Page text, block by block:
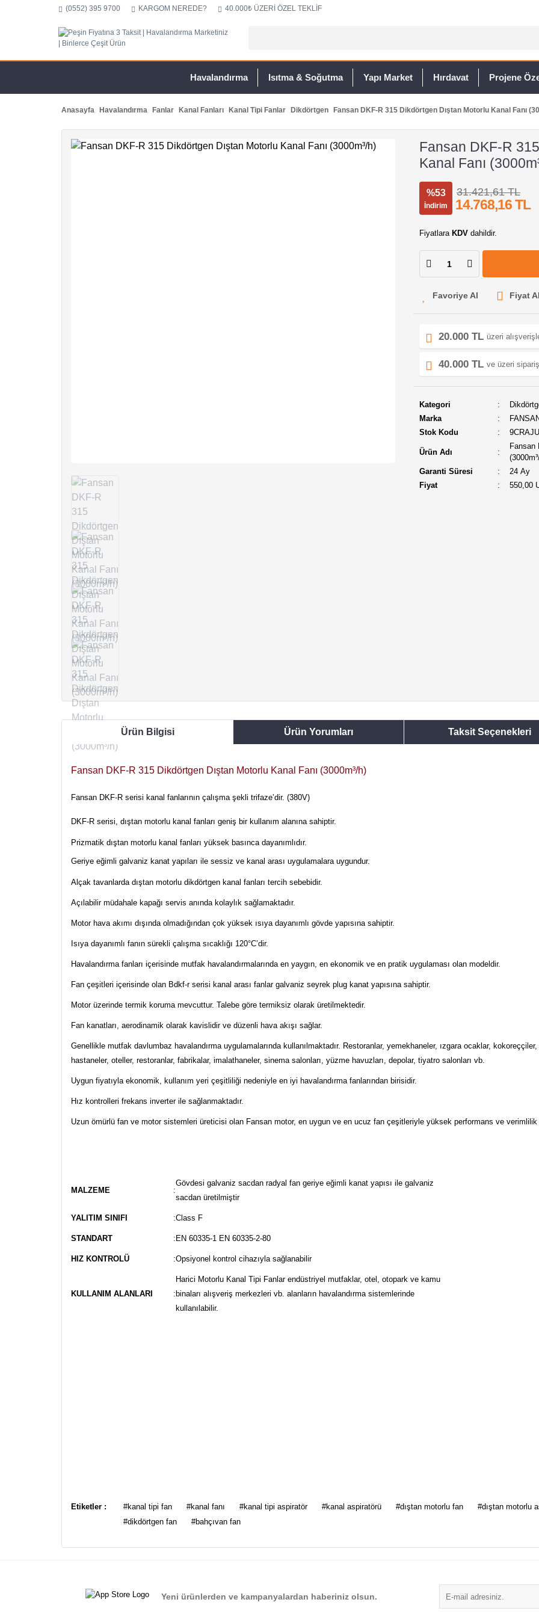
(0552) 395 9700 KARGOM NEREDE? 40.000₺ ÜZERİ ÖZEL TEKLİF
Havalandırma Isıtma & Soğutma Yapı Market Hırdavat Projene
Anasayfa Havalandırma Fanlar Kanal Fanları Kanal Tipi Fanlar Dikdörtgen Fansan DKF-R 315 Dikdörtgen Dıştan Motorlu Kanal Fanı
Fansan DKF-R
Kanal Fanı
%53
İndirim
31.421,61 TL
14.768,16 TL
Fiyatlara KDV dahildir.
Fiyat
20.000 TL üzeri
40.000 TL ve üzeri
Kategori
Marka
Stok Kodu
Ürün Adı
Fansan
Garanti Süresi
24 Ay
Fiyat
550,00
Ürün Bilgisi Ürün Yorumları Taksit Seçenekleri
Fansan DKF-R 315 Dikdörtgen Dıştan Motorlu Kanal Fanı (3000m³/h)
Fansan DKF-R serisi kanal fanlarının çalışma şekli trifaze’dir. (380V)
DKF-R serisi, dıştan motorlu kanal fanları geniş bir kullanım alanına sahiptir.
Prizmatik dıştan motorlu kanal fanları yüksek basınca dayanımlıdır.
Geriye eğimli galvaniz kanat yapıları ile sessiz ve kanal arası uygulamalara uygundur.
Alçak tavanlarda dıştan motorlu dikdörtgen kanal fanları tercih sebebidir.
Açılabilir müdahale kapağı servis anında kolaylık sağlamaktadır.
Motor hava akımı dışında olmadığından çok yüksek ısıya dayanımlı gövde yapısına sahiptir.
Isıya dayanımlı fanın sürekli çalışma sıcaklığı 120°C’dir.
Havalandırma fanları içerisinde mutfak havalandırmalarında en yaygın, en ekonomik ve en pratik uygulaması olan modeldir.
Fan çeşitleri içerisinde olan Bdkf-r serisi kanal arası fanlar galvaniz seyrek plug kanat yapısına sahiptir.
Motor üzerinde termik koruma mevcuttur. Talebe göre termiksiz olarak üretilmektedir.
Fan kanatları, aerodinamik olarak kavislidir ve düzenli hava akışı sağlar.
Genellikle mutfak davlumbaz havalandırma uygulamalarında kullanılmaktadır. Restoranlar, yemekhaneler, ızgara ocaklar,
hastaneler, oteller, restoranlar, fabrikalar, imalathaneler, sinema salonları, yüzme havuzları, depolar, tiyatro salonları vb.
Uygun fiyatıyla ekonomik, kullanım yeri çeşitliliği nedeniyle en iyi havalandırma fanlarından birisidir.
Hız kontrolleri frekans inverter ile sağlanmaktadır.
Uzun ömürlü fan ve motor sistemleri üreticisi olan Fansan motor, en uygun ve en ucuz fan çeşitleriyle yüksek performans ve verimlilik
MALZEME :
Gövdesi galvaniz sacdan radyal fan geriye eğimli kanat yapısı ile galvaniz
sacdan üretilmiştir
YALITIM SINIFI :Class F
STANDART : EN 60335-1 EN 60335-2-80
HIZ KONTROLÜ :Opsiyonel kontrol cihazıyla sağlanabilir
KULLANIM ALANLARI :
Harici Motorlu Kanal Tipi Fanlar endüstriyel mutfaklar, otel, otopark ve kamu
binaları alışveriş merkezleri vb. alanların havalandırma sistemlerinde
kullanılabilir.
Bu ürüne ilk yorumu siz yapın!
Ürün açıklamasında eksik bilgiler bulunuyor.
Bu ürüne benzer farklı alternatifler olmalı.
Etiketler : #kanal tipi fan #kanal fanı #kanal tipi aspiratör #kanal aspiratörü #dıştan motorlu fan #dıştan motorlu
#dikdörtgen fan
#bahçıvan fan
Yeni ürünlerden ve kampanyalardan haberiniz olsun.